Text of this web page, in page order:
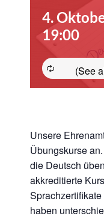
4.
19:00
Unsere
Übungskurse
die Deutsch
akkreditierte
haben